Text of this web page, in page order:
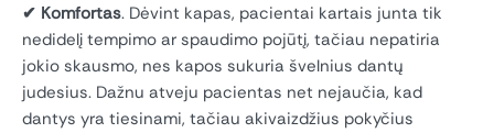
✔ Komfortas. Dėvint kapas, pacientai kartais junta tik
nedidelį tempimo ar spaudimo pojūtį, tačiau nepatiria
jokio skausmo, nes kapos sukuria švelnius dantų
judesius. Dažnu atveju pacientas net nejaučia, kad
dantys yra tiesinami, tačiau akivaizdžius pokyčius